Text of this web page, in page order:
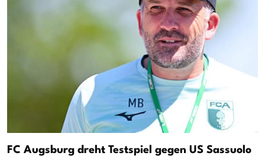
FC Augsburg dreht Testspiel gegen US Sassuolo